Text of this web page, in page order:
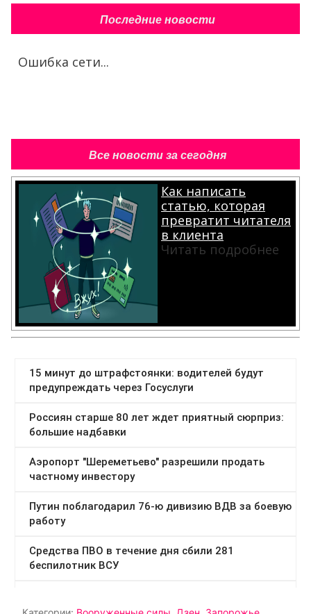
Последние новости
Ошибка сети...
Все новости за сегодня
Как написать
статью, которая
превратит читателя
в клиента
Читать подробнее